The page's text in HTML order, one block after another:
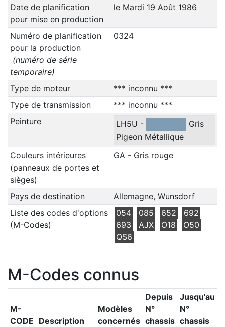
Date de planification
pour mise en production
le Mardi 19 Août 1986
Numéro de planification
pour la production
(numéro de série
temporaire)
0324
Type de moteur
*** inconnu ***
Type de transmission
*** inconnu ***
Peinture
LH5U -
Gris
Pigeon Métallique
Couleurs intérieures
(panneaux de portes et
sièges)
GA - Gris rouge
Pays de destination
Allemagne, Wunsdorf
Liste des codes d'options
(M-Codes)
054 085 652
692
693
AJX O18
O50
QS6
M-Codes connus
M-
CODE Description
Modèles
concernés
Depuis
N°
chassis
Jusqu'au
N°
chassis